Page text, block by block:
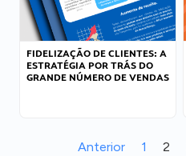
FIDELIZAÇÃO DE CLIENTES: A
ESTRATÉGIA POR TRÁS DO
GRANDE NÚMERO DE VENDAS
Anterior 1 2